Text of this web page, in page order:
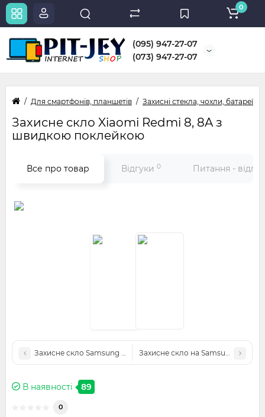
(095) 947-27-07
(073) 947-27-07
0
Для смартфонів, планшетів Захисні стекла, чохли, батареї
Захисне скло Xiaomi Redmi 8, 8A з
швидкою поклейкою
Все про товар Відгуки 0 Питання -
Захисне скло Samsung J710 Galaxy J7 (2016) (тех. пакування)
Захисне скло на Samsung A10,
В наявності 89
0